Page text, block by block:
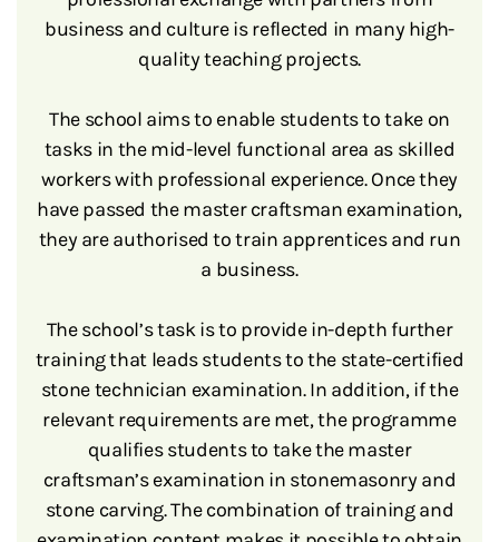
business and culture is reflected in many high-
quality teaching projects.
The school aims to enable students to take on
tasks in the mid-level functional area as skilled
workers with professional experience. Once they
have passed the master craftsman examination,
they are authorised to train apprentices and run
a business.
The school’s task is to provide in-depth further
training that leads students to the state-certified
stone technician examination. In addition, if the
relevant requirements are met, the programme
qualifies students to take the master
craftsman’s examination in stonemasonry and
stone carving. The combination of training and